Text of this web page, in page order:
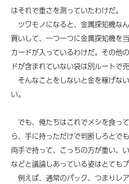
はそれで重さを測っていたわけだ。
ツワモノになると、金属探知機な
買いして、一つ一つに金属探知機を
カードが入っているわけだ。その他
ドが含まれていない袋は別ルートで
そんなことをしないと金を稼げな
い。
でも、俺たちはこれでメシを食っ
ら、手に持っただけで判断しろとで
両手で持って、こっちの方が重い、
などと議論しあっている姿はとても
例えば、通常のパック、つまりレ